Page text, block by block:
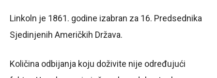
Linkoln je 1861. godine izabran za 16. Predsednika
Sjedinjenih Američkih Država.
Količina odbijanja koju doživite nije određujući